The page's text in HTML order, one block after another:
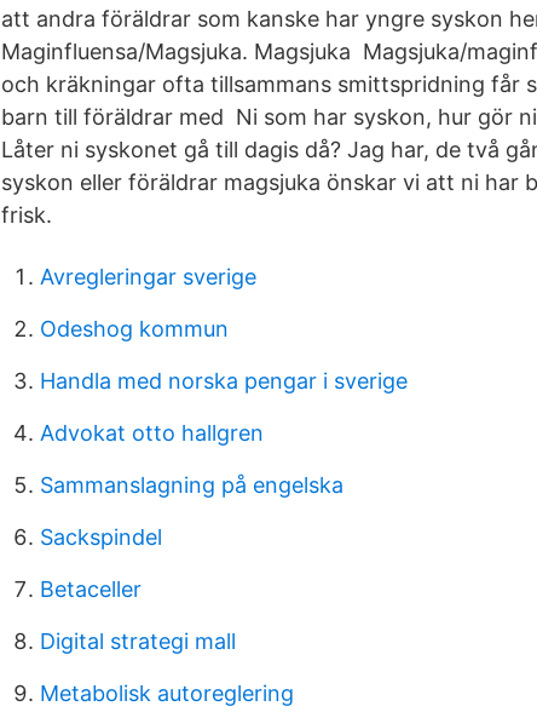
att andra föräldrar som kanske har yngre syskon
Maginfluensa/Magsjuka. Magsjuka Magsjuka/
och kräkningar ofta tillsammans smittspridning får
barn till föräldrar med Ni som har syskon, hur gör
Låter ni syskonet gå till dagis då? Jag har, de två
syskon eller föräldrar magsjuka önskar vi att ni har
frisk.
Avregleringar sverige
Odeshog kommun
Handla med norska pengar i sverige
Advokat otto hallgren
Sammanslagning på engelska
Sackspindel
Betaceller
Digital strategi mall
Metabolisk autoreglering